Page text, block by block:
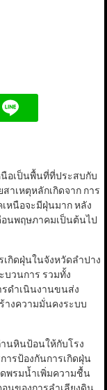
อเป็นพื้นที่ที่ประสบกับ
าเหตุหลักเกิดจาก การ
หนือจะมีฝุ่นมาก หลัง
นพฤษภาคมเป็นต้นไป
เกิดฝุ่นในจังหวัดลำปาง
บวนการ รวมทั้ง
รดำเนินงานขนส่ง
างความมั่นคงระบบ
นหินป้อนให้กับโรง
ารป้องกันการเกิดฝุ่น
พรมน้ำเพิ่มความชื้น